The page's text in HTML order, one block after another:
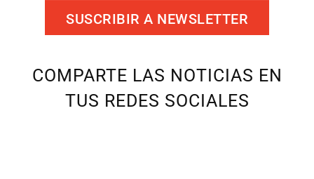
SUSCRIBIR A NEWSLETTER
COMPARTE LAS NOTICIAS EN
TUS REDES SOCIALES